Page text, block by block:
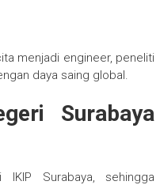
menjadi engineer, peneliti
daya saing global.
Surabaya
IKIP Surabaya, sehingga